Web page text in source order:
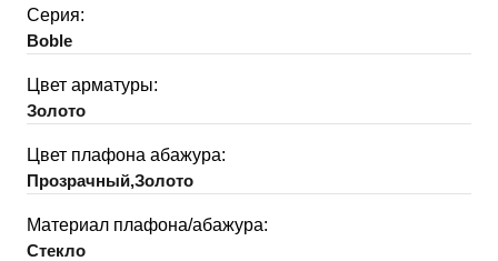
Серия:
Boble
Цвет арматуры:
Золото
Цвет плафона абажура:
Прозрачный,Золото
Материал плафона/абажура:
Стекло